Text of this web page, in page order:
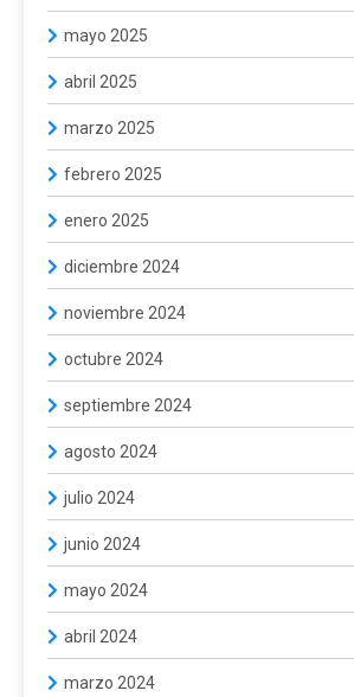
mayo 2025
abril 2025
marzo 2025
febrero 2025
enero 2025
diciembre 2024
noviembre 2024
octubre 2024
septiembre 2024
agosto 2024
julio 2024
junio 2024
mayo 2024
abril 2024
marzo 2024